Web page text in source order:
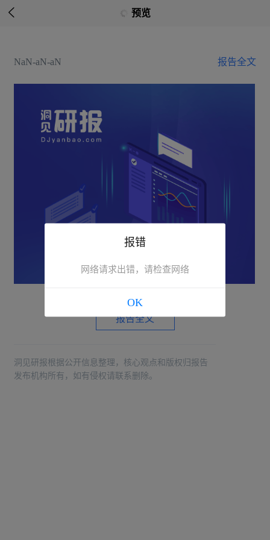
 预览
NaN-aN-aN 报告全文
报告全文
洞见研报根据公开信息整理，核心观点和版权归报告
发布机构所有，如有侵权请联系删除。
报错
网络请求出错，请检查网络
OK